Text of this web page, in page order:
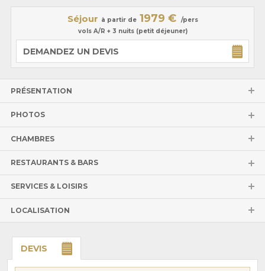
Séjour à partir de 1979 €
/pers
vols A/R + 3 nuits (petit déjeuner)
DEMANDEZ UN DEVIS
PRÉSENTATION
PHOTOS
CHAMBRES
RESTAURANTS & BARS
SERVICES & LOISIRS
LOCALISATION
DEVIS